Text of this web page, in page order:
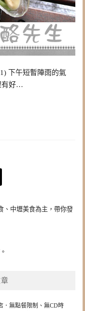
下午短暫陣雨的氣
有好…
、中壢美食為主，帶你發
．無點餐限制、無CD時